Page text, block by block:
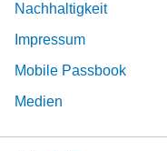
Nachhaltigkeit
Impressum
Mobile Passbook
Medien